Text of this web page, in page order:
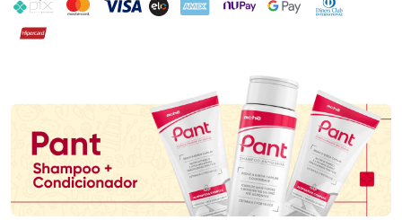
Hipercard
Promoção em Destaque